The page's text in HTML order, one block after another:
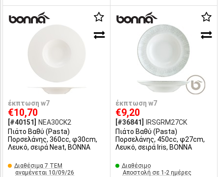
έκπτωση w7
€10,70
[#40151]
NEA30CK2
Πιάτο Βαθύ (Pasta)
Πορσελάνης, 360cc, φ30cm,
Λευκό, σειρά Neat, BONNA
Διαθέσιμα 7 ΤΕΜ
αναμένεται 10/09/26
έκπτωση w7
€9,20
[#36841]
IRSGRM27CK
Πιάτο Βαθύ (Pasta)
Πορσελάνης, 450cc, φ27cm,
Λευκό, σειρά Iris, BONNA
Διαθέσιμο
Αποστολή σε 1-2 ημέρες